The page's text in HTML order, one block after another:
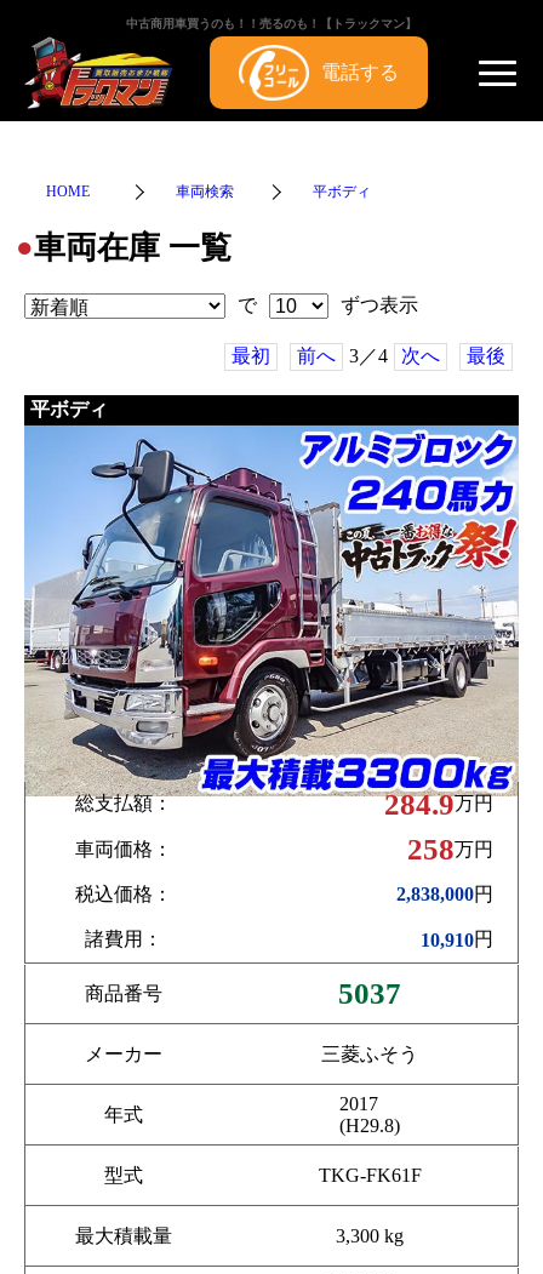
中古商用車買うのも！！売るのも！【トラックマン】
電話する
HOME 車両検索 平ボディ
●車両在庫 一覧
で ずつ表示
最初 前へ 3／4 次へ 最後
平ボディ
総支払額： 284.9万円
車両価格： 258万円
税込価格： 2,838,000円
諸費用： 10,910円
商品番号 5037
メーカー 三菱ふそう
年式
2017
(H29.8)
型式 TKG-FK61F
最大積載量 3,300 kg